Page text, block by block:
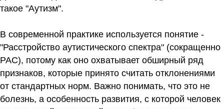
такое "Аутизм".
В современной практике используется понятие -
"Расстройство аутистического спектра" (сокращенно
РАС), потому как оно охватывает обширный ряд
признаков, которые принято считать отклонениями
от стандартных норм. Важно понимать, что это не
болезнь, а особенность развития, с которой человек